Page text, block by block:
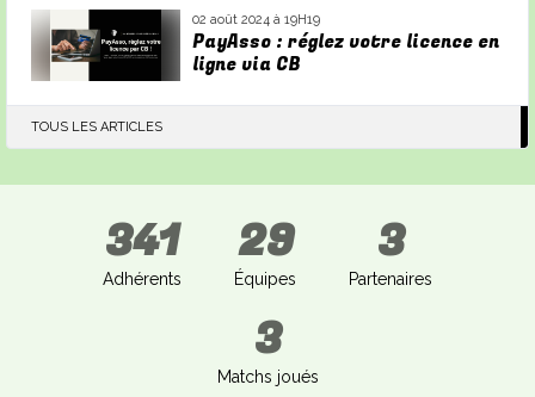
02 août 2024 à 19H19
PayAsso : réglez votre licence en
ligne via CB
TOUS LES ARTICLES
341
Adhérents
29
Équipes
3
Partenaires
3
Matchs joués